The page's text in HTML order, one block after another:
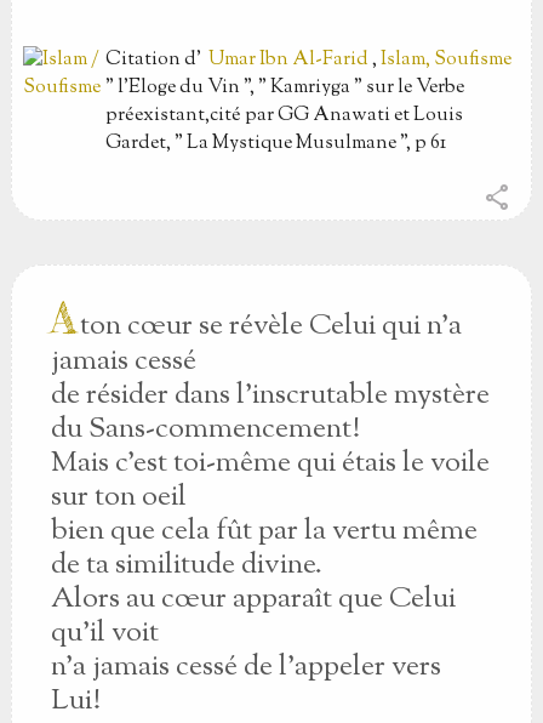
Citationd' Umar Ibn Al-Farid,Islam, Soufisme
" l'Eloge du Vin ", " Kamriyga " sur le Verbe
préexistant,cité par GG Anawati et Louis
Gardet, " La Mystique Musulmane ", p 61
share
Aton cœur se révèle Celui qui n'a
jamais cessé
de résider dans l'inscrutable mystère
du Sans-commencement!
Mais c'est toi-même qui étais le voile
sur ton oeil
bien que cela fût par la vertu même
de ta similitude divine.
Alors au cœur apparaît que Celui
qu'il voit
n'a jamais cessé de l'appeler vers
Lui!